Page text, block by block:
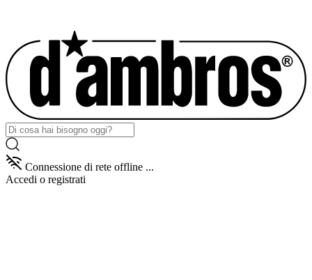
Connessione di rete offline ...
Accedi o registrati